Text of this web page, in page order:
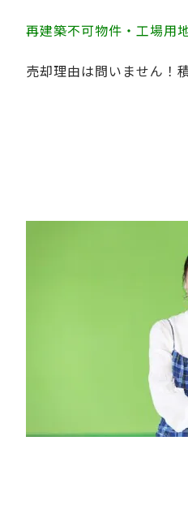
再建築不可物件・工場用
売却理由は問いません！